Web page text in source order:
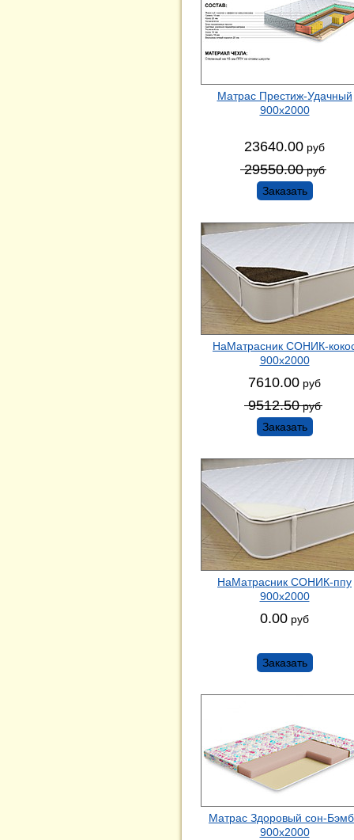
Матрас Престиж-Удачный
900х2000
23640.00 руб
29550.00 руб
Заказать
НаМатрасник СОНИК-
900х2000
7610.00 руб
9512.50 руб
Заказать
НаМатрасник СОНИК-ппу
900х2000
0.00 руб
Заказать
Матрас Здоровый сон-
900х2000